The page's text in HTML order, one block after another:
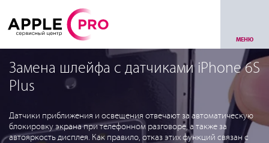
МЕНЮ
Замена шлейфа с датчиками iPhone 6S
Plus
Датчики приближения и освещения отвечают за автоматическую
блокировку экрана при телефонном разговоре, а также за
автояркость дисплея. Как правило, отказ этих функций связан с